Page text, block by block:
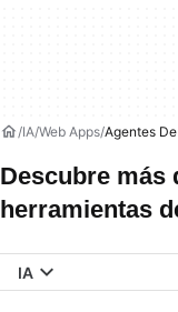
IA Web Apps Agentes
Descubre más
herramientas
IA